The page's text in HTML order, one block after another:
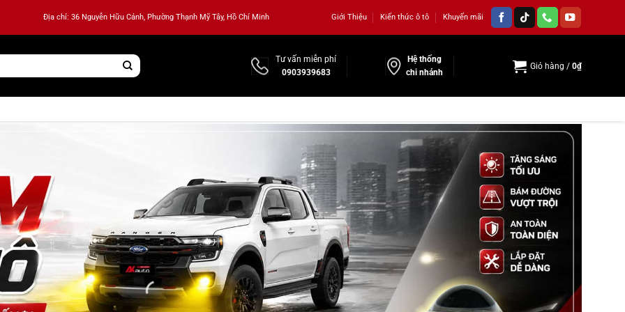
Địa chỉ: 36 Nguyễn Hữu Cảnh, Phường Thạnh Mỹ Tây, Hồ Chí Minh Giới Thiệu Kiến thức ô tô Khuyến mãi
Tư vấn miễn phí
0903939683
Hệ thống
chi nhánh
Giỏ hàng / 0₫